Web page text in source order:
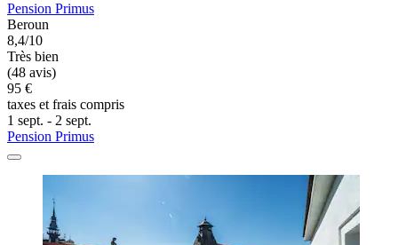
Pension Primus
Beroun
8,4/10
Très bien
(48 avis)
95 €
taxes et frais compris
1 sept. - 2 sept.
Pension Primus